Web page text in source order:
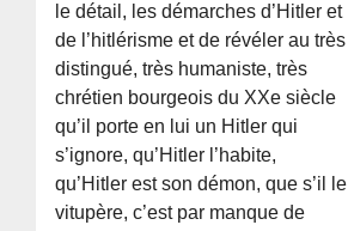
le détail, les démarches d’Hitler et
de l’hitlérisme et de révéler au très
distingué, très humaniste, très
chrétien bourgeois du XXe siècle
qu’il porte en lui un Hitler qui
s’ignore, qu’Hitler l’habite,
qu’Hitler est son démon, que s’il le
vitupère, c’est par manque de